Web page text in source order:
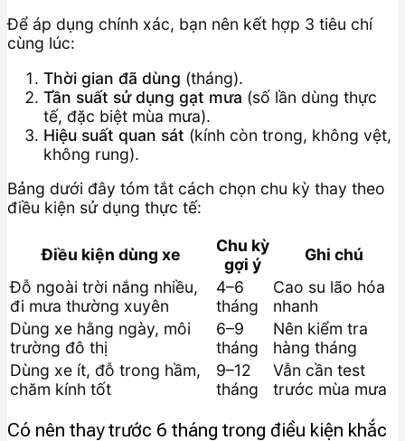
Để áp dụng chính xác, bạn nên kết hợp 3 tiêu chí
cùng lúc:
Thời gian đã dùng (tháng).
Tần suất sử dụng gạt mưa (số lần dùng thực
tế, đặc biệt mùa mưa).
Hiệu suất quan sát (kính còn trong, không vệt,
không rung).
Bảng dưới đây tóm tắt cách chọn chu kỳ thay theo
điều kiện sử dụng thực tế:
Điều kiện dùng xe
Chu kỳ
gợi ý
Ghi chú
Đỗ ngoài trời nắng nhiều,
đi mưa thường xuyên
4–6
tháng
Cao su lão hóa
nhanh
Dùng xe hằng ngày, môi
trường đô thị
6–9
tháng
Nên kiểm tra
hàng tháng
Dùng xe ít, đỗ trong hầm,
chăm kính tốt
9–12
tháng
Vẫn cần test
trước mùa mưa
Có nên thay trước 6 tháng trong điều kiện khắc